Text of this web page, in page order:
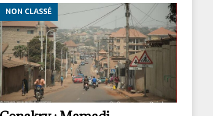
NON CLASSÉ